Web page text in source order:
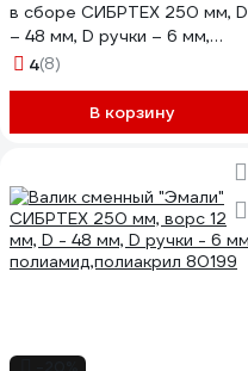
в сборе СИБРТЕХ 250 мм, D
– 48 мм, D ручки – 6 мм,
крепление шплинтом 80154
4(8)
В корзину